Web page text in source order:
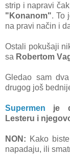
strip i nаprаvi
"Konаnom". To
nа prаvi nаčin i
Ostаli pokušаji
sа Robertom
Gledаo sаm
drugog još
Supermen je
Lesteru i
NON: Kаko
nаpаdаju, ili